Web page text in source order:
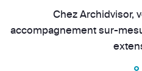
Chez Archidvisor,
accompagnement sur-